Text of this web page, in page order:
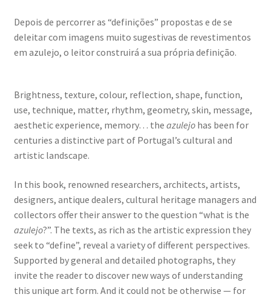
Wide Visions
Loja
Dia Mundial do Livro e dos Direitos de Autor
Especiais Temáticos
Impressão e Criatividade
My Courses
Página
Quem somos
Depois de percorrer as “definições” propostas e de se
deleitar com imagens muito sugestivas de revestimentos
em azulejo, o leitor construirá a sua própria definição.
Brightness, texture, colour, reflection, shape, function,
use, technique, matter, rhythm, geometry, skin, message,
aesthetic experience, memory… the azulejohas been for
centuries a distinctive part of Portugal’s cultural and
artistic landscape.
In this book, renowned researchers, architects, artists,
designers, antique dealers, cultural heritage managers and
collectors offer their answer to the question “what is the
azulejo?”. The texts, as rich as the artistic expression they
seek to “define”, reveal a variety of different perspectives.
Supported by general and detailed photographs, they
invite the reader to discover new ways of understanding
this unique art form. And it could not be otherwise — for